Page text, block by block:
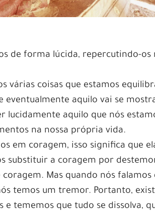
de forma lúcida, repercutindo-os
várias coisas que estamos
eventualmente aquilo vai se
lucidamente aquilo que nós
na nossa própria vida.
em coragem, isso significa que
substituir a coragem por
Mas quando nós falamos
temos um tremor. Portanto,
e tememos que tudo se dissolva,